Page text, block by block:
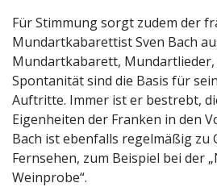
Für Stimmung sorgt zudem der
Mundartkabarettist Sven Bach
Mundartkabarett, Mundartlieder,
Spontanität sind die Basis für
Auftritte. Immer ist er bestrebt,
Eigenheiten der Franken in den
Bach ist ebenfalls regelmäßig zu
Fernsehen, zum Beispiel bei der
Weinprobe“.